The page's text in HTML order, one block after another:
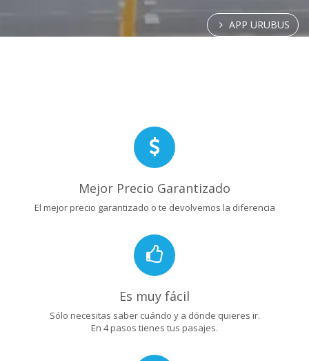
APP URUBUS
Mejor Precio Garantizado
El mejor precio garantizado o te devolvemos la diferencia
Es muy fácil
Sólo necesitas saber cuándo y a dónde quieres ir.
En 4 pasos tienes tus pasajes.